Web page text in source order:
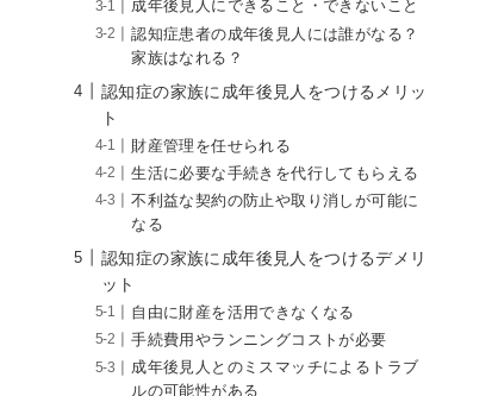
成年後見人にできること・できないこと
認知症患者の成年後見人には誰がなる？
家族はなれる？
認知症の家族に成年後見人をつけるメリッ
ト
財産管理を任せられる
生活に必要な手続きを代行してもらえる
不利益な契約の防止や取り消しが可能に
なる
認知症の家族に成年後見人をつけるデメリ
ット
自由に財産を活用できなくなる
手続費用やランニングコストが必要
成年後見人とのミスマッチによるトラブ
ルの可能性がある